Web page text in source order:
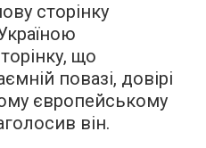
сторінку
що
повазі, довірі
європейському
він.